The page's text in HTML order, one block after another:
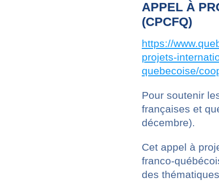
APPEL À
(CPCFQ)
https://
projets-
quebecoise/
Pour soutenir
françaises et
décembre).
Cet appel à
franco-
des